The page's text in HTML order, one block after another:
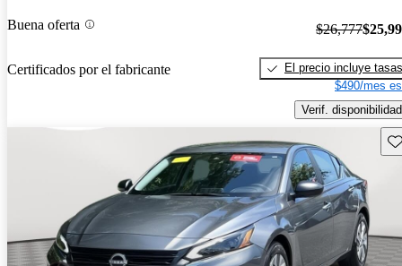
Buena oferta
Certificados por el fabricante
$26,777
El precio incluye tasas
$490/mes
Verif. disponibilidad